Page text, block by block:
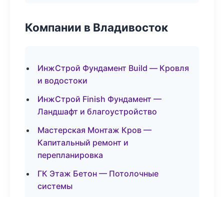
Компании в Владивосток
ИнжСтрой Фундамент Build — Кровля
и водостоки
ИнжСтрой Finish Фундамент —
Ландшафт и благоустройство
Мастерская Монтаж Кров —
Капитальный ремонт и
перепланировка
ГК Этаж Бетон — Потолочные
системы